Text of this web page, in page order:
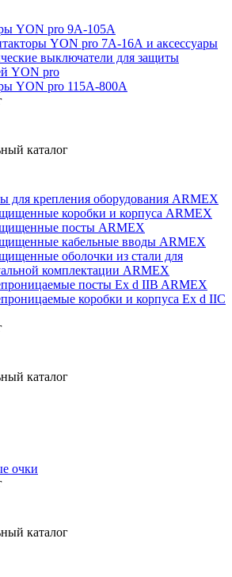
YON pro 9А-105А
YON pro 7А-16А и аксессуары
выключатели для защиты
YON pro
YON pro 115А-800А
каталог
для крепления оборудования ARMEX
коробки и корпуса ARMEX
посты ARMEX
кабельные вводы ARMEX
оболочки из стали для
комплектации ARMEX
посты Ex d IIB ARMEX
коробки и корпуса Ex d IIС
каталог
очки
каталог